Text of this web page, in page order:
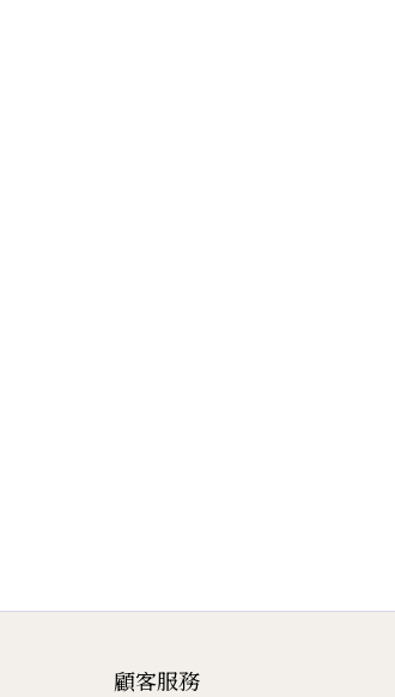
顧客服務